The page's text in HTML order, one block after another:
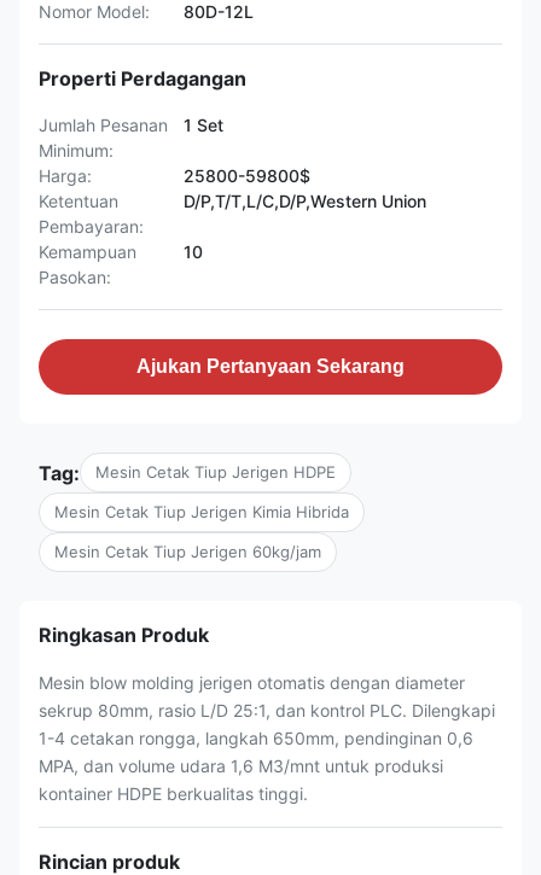
Nomor Model:
80D-12L
Properti Perdagangan
Jumlah Pesanan
Minimum:
1 Set
Harga:
25800-59800$
Ketentuan
Pembayaran:
D/P,T/T,L/C,D/P,Western Union
Kemampuan
Pasokan:
10
Ajukan Pertanyaan Sekarang
Tag: Mesin Cetak Tiup Jerigen HDPE
Mesin Cetak Tiup Jerigen Kimia Hibrida
Mesin Cetak Tiup Jerigen 60kg/jam
Ringkasan Produk
Mesin blow molding jerigen otomatis dengan diameter
sekrup 80mm, rasio L/D 25:1, dan kontrol PLC. Dilengkapi
1-4 cetakan rongga, langkah 650mm, pendinginan 0,6
MPA, dan volume udara 1,6 M3/mnt untuk produksi
kontainer HDPE berkualitas tinggi.
Rincian produk